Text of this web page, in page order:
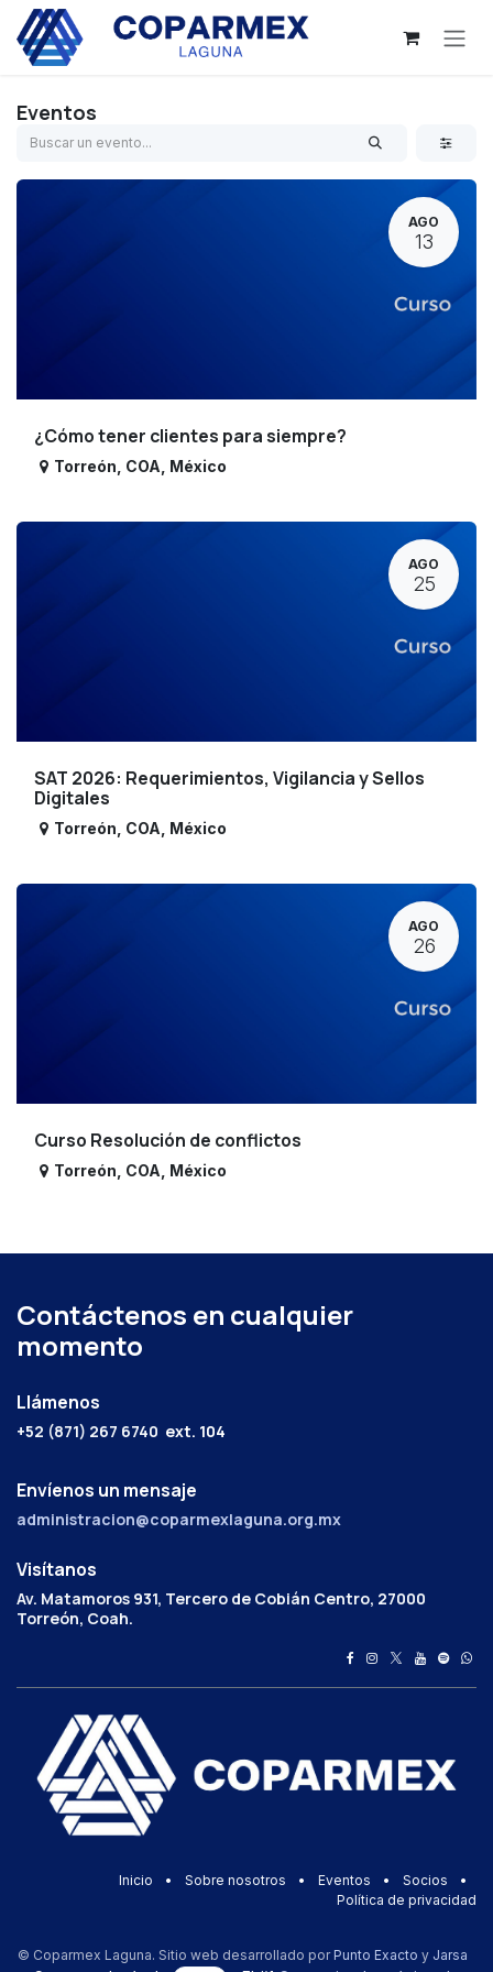
Ir al contenido
Eventos
AGO
13
¿Cómo tener clientes para siempre?
Torreón COA México
AGO
25
SAT 2026: Requerimientos, Vigilancia y Sellos
Digitales
Torreón COA México
AGO
26
Curso Resolución de conflictos
Torreón COA México
Contáctenos en cualquier
momento
Llámenos
+52 (871) 267 6740 ext. 104
Envíenos un mensaje
administracion@coparmexlaguna.org.mx
Visítanos
Av. Matamoros 931, Tercero de Cobián Centro, 27000
Torreón, Coah.
Inicio • Sobre nosotros • Eventos • Socios
•
Política de privacidad
© Coparmex Laguna. Sitio web desarrollado por Punto Exacto y Jarsa